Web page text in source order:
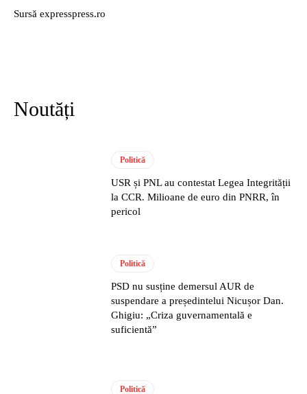
Sursă expresspress.ro
Noutăți
Politică
USR și PNL au contestat Legea Integrității
la CCR. Milioane de euro din PNRR, în
pericol
Politică
PSD nu susține demersul AUR de
suspendare a președintelui Nicușor Dan.
Ghigiu: „Criza guvernamentală e
suficientă”
Politică